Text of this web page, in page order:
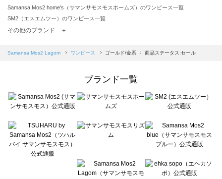
Samansa Mos2 home's（サマンサモスモスホームズ）のワンピース一覧
SM2（エスエムツー）のワンピース一覧
TSUHARU by Samansa Mos2（ツハルバイサマンサモスモス）のワンピース一覧
Samansa Mos2 blue（サマンサモスモス ブルー）のワンピース一覧
sō4ū（ソウフォーユー）のワンピース一覧
Te chichi（テチチ）のワンピース一覧
Te chichi CLASSIC（テチチ クラシック）のワンピース一覧
Lugnoncure（ルノンキュール）のワンピース一覧
BETTY'S BLUE（べティーズブルー）のワンピース一覧
Wpc.（ワールドパーティー）のワンピース一覧
その他のブランド ＋
Samansa Mos2 Lagom ワンピース ゴールド/金系 商品ステータス:セール
ブランド一覧